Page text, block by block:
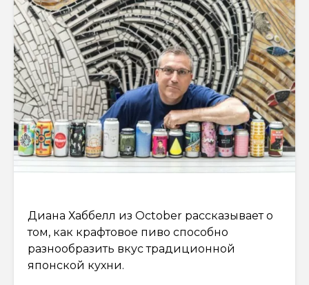
Диана Хаббелл из October рассказывает о
том, как крафтовое пиво способно
разнообразить вкус традиционной
японской кухни.